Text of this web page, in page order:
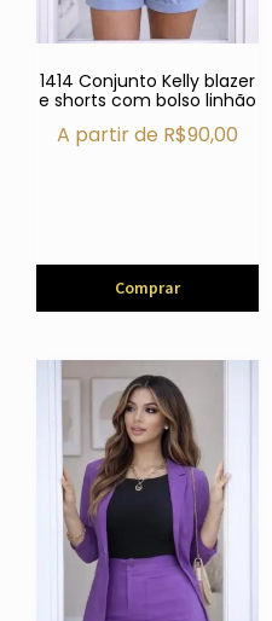
1414 Conjunto Kelly blazer
e shorts com bolso linhão
A partir de R$90,00
Comprar